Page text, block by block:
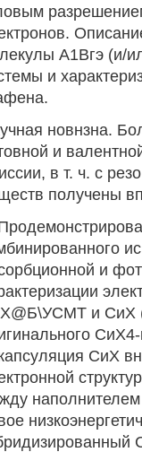
А1Вгэ (и/
и
новнзна.
и
в т. ч. с
получены
и
и СиХ
СиХ